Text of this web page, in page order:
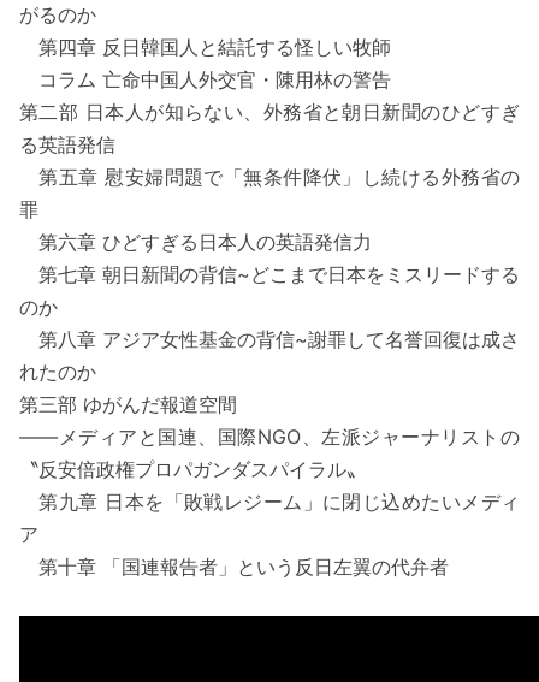
がるのか
第四章 反日韓国人と結託する怪しい牧師
コラム 亡命中国人外交官・陳用林の警告
第二部 日本人が知らない、外務省と朝日新聞のひどすぎ
る英語発信
第五章 慰安婦問題で「無条件降伏」し続ける外務省の
罪
第六章 ひどすぎる日本人の英語発信力
第七章 朝日新聞の背信~どこまで日本をミスリードする
のか
第八章 アジア女性基金の背信~謝罪して名誉回復は成さ
れたのか
第三部 ゆがんだ報道空間
――メディアと国連、国際NGO、左派ジャーナリストの
〝反安倍政権プロパガンダスパイラル〟
第九章 日本を「敗戦レジーム」に閉じ込めたいメディ
ア
第十章 「国連報告者」という反日左翼の代弁者